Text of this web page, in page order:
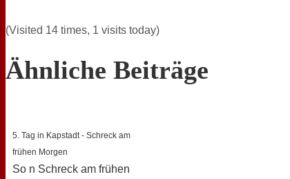
(Visited 14 times, 1 visits today)
Ähnliche Beiträge
5. Tag in Kapstadt - Schreck am
frühen Morgen
So n Schreck am frühen